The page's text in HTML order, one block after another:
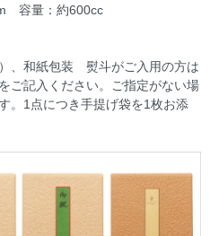
容量：約600cc
、和紙包装 熨斗がご入用の方は
ご記入ください。ご指定がない場
。1点につき手提げ袋を1枚お添